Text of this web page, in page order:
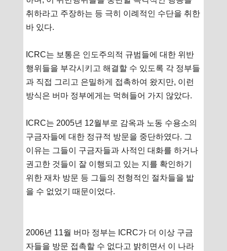
취하라고 주장하는 등 극히 이례적인 수단을 취한
바 있다.
ICRC는 보통은 인도주의적 규범들에 대한 위반
행위들을 부각시키고 해결할 수 있도록 각 정부들
과 직접 그리고 은밀하게 접촉하여 왔지만, 이런
방식은 버마 정부에게는 먹혀들어 가지 않았다.
ICRC는 2005년 12월부로 감옥과 노동 수용소의
구금자들에 대한 정규적 방문을 중단하였다. 그
이유는 그들이 구금자들과 사적인 대화를 하거나
권고한 것들이 잘 이행되고 있는 지를 확인하기
위한 재차 방문 등 그들의 전형적인 절차들을 밟
을 수 없었기 때문이었다.
2006년 11월 버마 정부는 ICRC가 더 이상 구금
자들을 방문 접촉할 수 없다고 밝히면서 이 나라